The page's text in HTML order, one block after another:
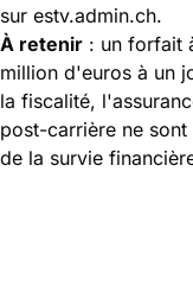
sur estv.admin.ch.
À retenir : un forfait
million d'euros à un
la fiscalité,
post-carrière ne
de la survie